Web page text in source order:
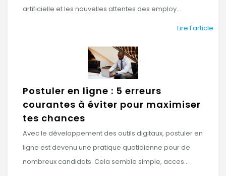
artificielle et les nouvelles attentes des employ...
Lire l'article
Postuler en ligne : 5 erreurs
courantes à éviter pour maximiser
tes chances
Avec le développement des outils digitaux, postuler en
ligne est devenu une pratique quotidienne pour de
nombreux candidats. Cela semble simple, acces...